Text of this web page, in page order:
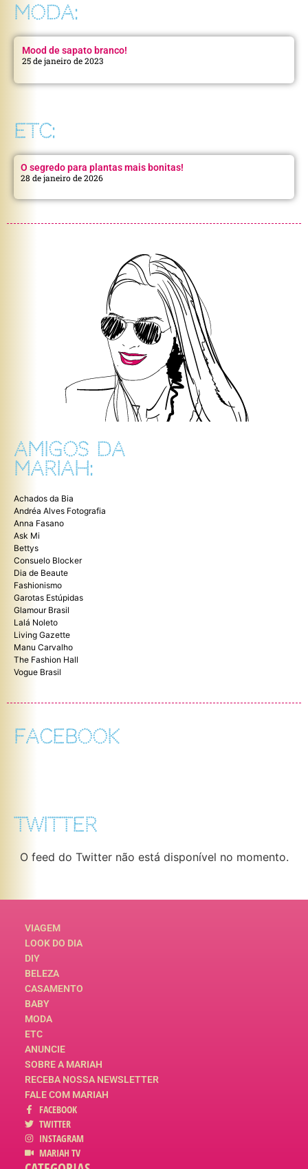
MODA:
Mood de sapato branco!
25 de janeiro de 2023
ETC:
O segredo para plantas mais bonitas!
28 de janeiro de 2026
AMIGOS DA
MARIAH:
Achados da Bia
Andréa Alves Fotografia
Anna Fasano
Ask Mi
Bettys
Consuelo Blocker
Dia de Beaute
Fashionismo
Garotas Estúpidas
Glamour Brasil
Lalá Noleto
Living Gazette
Manu Carvalho
The Fashion Hall
Vogue Brasil
FACEBOOK
TWITTER
O feed do Twitter não está disponível no momento.
VIAGEM
LOOK DO DIA
DIY
BELEZA
CASAMENTO
BABY
MODA
ETC
ANUNCIE
SOBRE A MARIAH
RECEBA NOSSA NEWSLETTER
FALE COM MARIAH
FACEBOOK
TWITTER
INSTAGRAM
MARIAH TV